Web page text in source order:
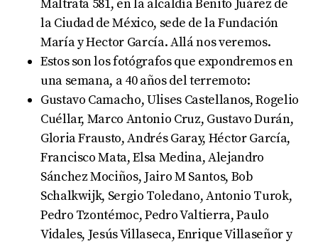
Maltrata 581, en la alcaldía Benito Juárez de
la Ciudad de México, sede de la Fundación
María y Hector García. Allá nos veremos.
Estos son los fotógrafos que expondremos en
una semana, a 40 años del terremoto:
Gustavo Camacho, Ulises Castellanos, Rogelio
Cuéllar, Marco Antonio Cruz, Gustavo Durán,
Gloria Frausto, Andrés Garay, Héctor García,
Francisco Mata, Elsa Medina, Alejandro
Sánchez Mociños, Jairo M Santos, Bob
Schalkwijk, Sergio Toledano, Antonio Turok,
Pedro Tzontémoc, Pedro Valtierra, Paulo
Vidales, Jesús Villaseca, Enrique Villaseñor y